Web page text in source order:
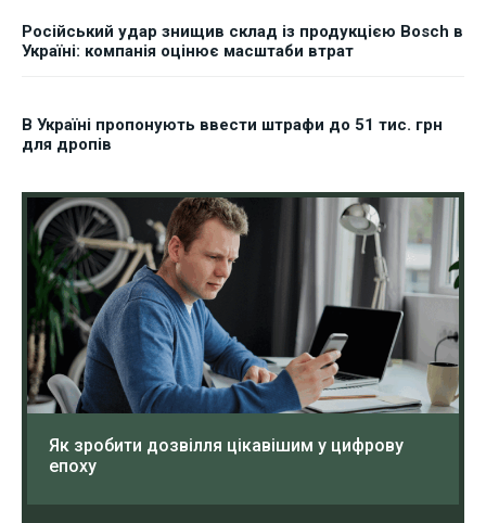
Російський удар знищив склад із продукцією Bosch в
Україні: компанія оцінює масштаби втрат
В Україні пропонують ввести штрафи до 51 тис. грн
для дропів
Як зробити дозвілля цікавішим у цифрову
епоху